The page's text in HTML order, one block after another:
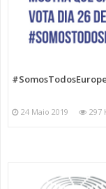
24 Maio 2019 297